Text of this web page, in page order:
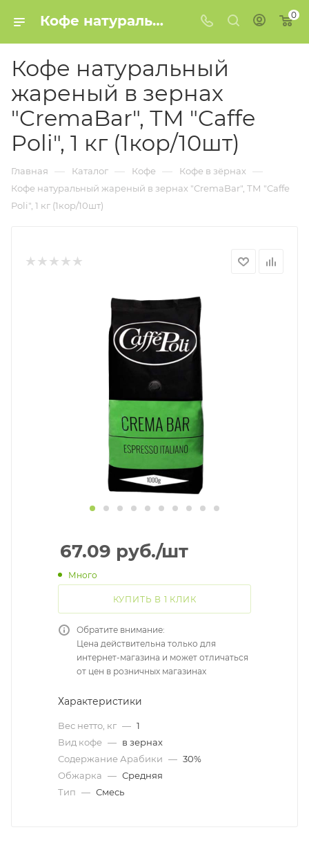
Кофе натуральный жареный в зернах "CremaBar", ТМ "Caffe Poli", 1 кг (1кор/10шт) купить в Минске 0
Кофе натуральный
жареный в зернах
"CremaBar", ТМ "Caffe
Poli", 1 кг (1кор/10шт)
Главная — Каталог — Кофе — Кофе в зёрнах —
Кофе натуральный жареный в зернах "CremaBar", ТМ "Caffe
Poli", 1 кг (1кор/10шт)
67.09 руб./шт
Много
КУПИТЬ В 1 КЛИК
Обратите внимание:
Цена действительна только для
интернет-магазина и может отличаться
от цен в розничных магазинах
Характеристики
Вес нетто, кг — 1
Вид кофе — в зернах
Содержание Арабики — 30%
Обжарка — Средняя
Тип — Смесь